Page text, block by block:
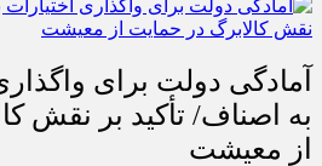
آمادگی دولت برای
به اصناف/ تأکید بر نقش
از معیشت